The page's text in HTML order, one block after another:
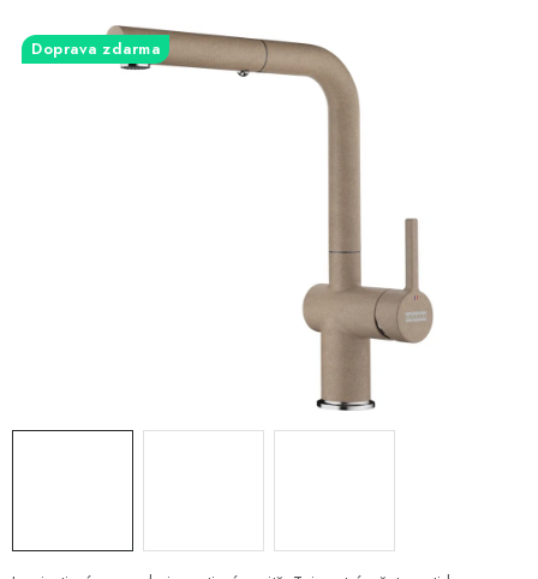
DŘEZY A BATERIE
Garance nejnižší ceny
Doprava zdarma